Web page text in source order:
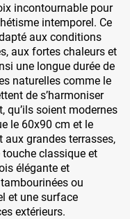
incontournable pour
intemporel. Ce
aux conditions
aux fortes chaleurs et
une longue durée de
naturelles comme le
de s’harmoniser
qu’ils soient modernes
le 60x90 cm et le
grandes terrasses,
classique et
élégante et
ou
et une surface
extérieurs.